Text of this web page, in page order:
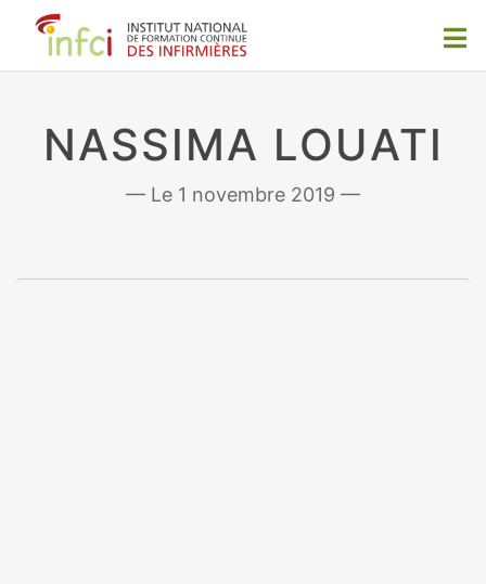
NASSIMA LOUATI
1 novembre 2019